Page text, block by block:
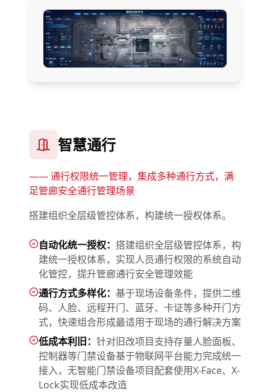
智慧通行
——通行权限统一管理，集成多种通行方式，满
足管廊安全通行管理场景
搭建组织全层级管控体系，构建统一授权体系。
自动化统一授权： 搭建组织全层级管控体系，构
建统一授权体系，实现人员通行权限的系统自动
化管控，提升管廊通行安全管理效能
通行方式多样化： 基于现场设备条件，提供二维
码、人脸、远程开门、蓝牙、卡证等多种开门方
式，快速组合形成最适用于现场的通行解决方案
低成本利旧： 针对旧改项目支持存量人脸面板、
控制器等门禁设备基于物联网平台能力完成统一
接入，无智能门禁设备项目配套使用X-Face、X-
Lock实现低成本改造